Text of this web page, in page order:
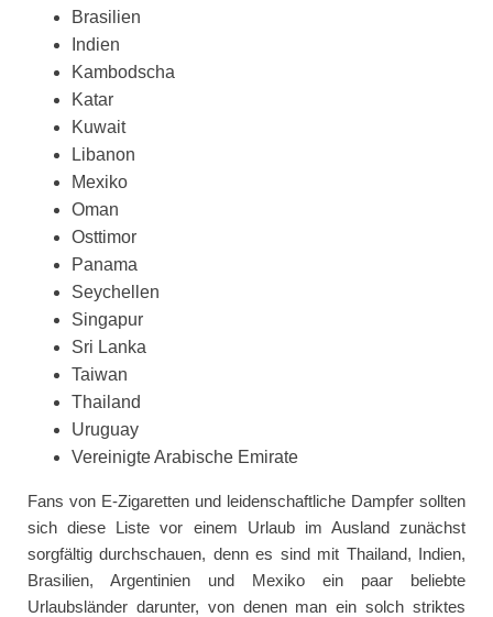
Brasilien
Indien
Kambodscha
Katar
Kuwait
Libanon
Mexiko
Oman
Osttimor
Panama
Seychellen
Singapur
Sri Lanka
Taiwan
Thailand
Uruguay
Vereinigte Arabische Emirate
Fans von E-Zigaretten und leidenschaftliche Dampfer sollten
sich diese Liste vor einem Urlaub im Ausland zunächst
sorgfältig durchschauen, denn es sind mit Thailand, Indien,
Brasilien, Argentinien und Mexiko ein paar beliebte
Urlaubsländer darunter, von denen man ein solch striktes